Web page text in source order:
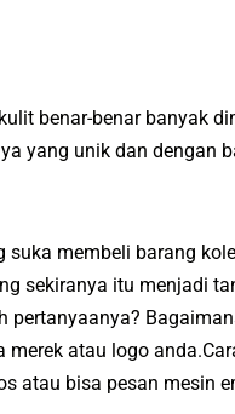
benar-benar banyak
yang unik dan dengan
suka membeli barang
sekiranya itu menjadi
pertanyaanya?
atau logo
atau bisa pesan mesin